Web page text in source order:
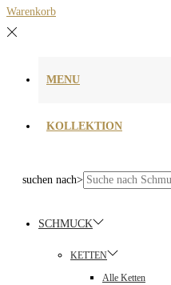
Warenkorb
MENU
KOLLEKTION
suchen nach>
SCHMUCK
KETTEN
Alle Ketten